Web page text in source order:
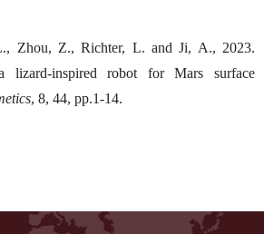
Zhou, Z., Richter, L. and Ji, A., 2023.
lizard-inspired robot for Mars surface
, 8, 44, pp.1-14.